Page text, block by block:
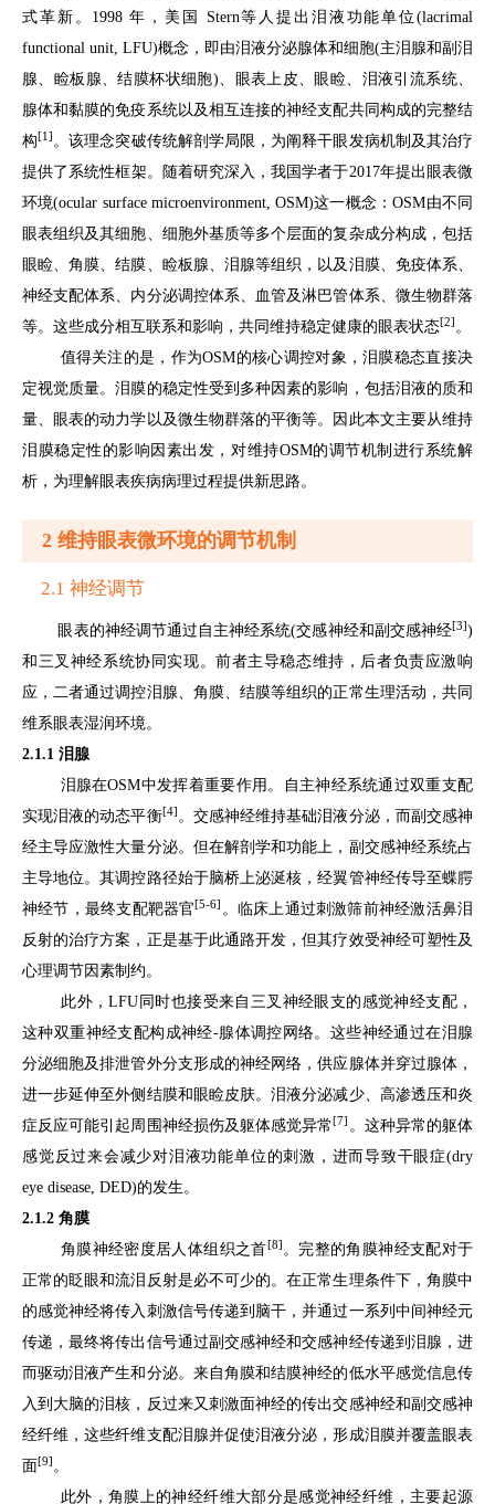
式革新。1998 年，美国 Stern等人提出泪液功能单位(lacrimal
functional unit, LFU)概念，即由泪液分泌腺体和细胞(主泪腺和副泪
腺、睑板腺、结膜杯状细胞)、眼表上皮、眼睑、泪液引流系统、
腺体和黏膜的免疫系统以及相互连接的神经支配共同构成的完整结
构[1] 。该理念突破传统解剖学局限，为阐释干眼发病机制及其治疗
提供了系统性框架。随着研究深入，我国学者于2017年提出眼表微
环境(ocular surface microenvironment, OSM)这一概念：OSM由不同
眼表组织及其细胞、细胞外基质等多个层面的复杂成分构成，包括
眼睑、角膜、结膜、睑板腺、泪腺等组织，以及泪膜、免疫体系、
神经支配体系、内分泌调控体系、血管及淋巴管体系、微生物群落
等。这些成分相互联系和影响，共同维持稳定健康的眼表状态[2] 。
值得关注的是，作为OSM的核心调控对象，泪膜稳态直接决
定视觉质量。泪膜的稳定性受到多种因素的影响，包括泪液的质和
量、眼表的动力学以及微生物群落的平衡等。因此本文主要从维持
泪膜稳定性的影响因素出发，对维持OSM的调节机制进行系统解
析，为理解眼表疾病病理过程提供新思路。
2 维持眼表微环境的调节机制
2.1 神经调节
眼表的神经调节通过自主神经系统(交感神经和副交感神经[3])
和三叉神经系统协同实现。前者主导稳态维持，后者负责应激响
应，二者通过调控泪腺、角膜、结膜等组织的正常生理活动，共同
维系眼表湿润环境。
2.1.1 泪腺
泪腺在OSM中发挥着重要作用。自主神经系统通过双重支配
实现泪液的动态平衡[4] 。交感神经维持基础泪液分泌，而副交感神
经主导应激性大量分泌。但在解剖学和功能上，副交感神经系统占
主导地位。其调控路径始于脑桥上泌涎核，经翼管神经传导至蝶腭
神经节，最终支配靶器官[5-6] 。临床上通过刺激筛前神经激活鼻泪
反射的治疗方案，正是基于此通路开发，但其疗效受神经可塑性及
心理调节因素制约。
此外，LFU同时也接受来自三叉神经眼支的感觉神经支配，
这种双重神经支配构成神经-腺体调控网络。这些神经通过在泪腺
分泌细胞及排泄管外分支形成的神经网络，供应腺体并穿过腺体，
进一步延伸至外侧结膜和眼睑皮肤。泪液分泌减少、高渗透压和炎
症反应可能引起周围神经损伤及躯体感觉异常[7] 。这种异常的躯体
感觉反过来会减少对泪液功能单位的刺激，进而导致干眼症(dry
eye disease, DED)的发生。
2.1.2 角膜
角膜神经密度居人体组织之首[8] 。完整的角膜神经支配对于
正常的眨眼和流泪反射是必不可少的。在正常生理条件下，角膜中
的感觉神经将传入刺激信号传递到脑干，并通过一系列中间神经元
传递，最终将传出信号通过副交感神经和交感神经传递到泪腺，进
而驱动泪液产生和分泌。来自角膜和结膜神经的低水平感觉信息传
入到大脑的泪核，反过来又刺激面神经的传出交感神经和副交感神
经纤维，这些纤维支配泪腺并促使泪液分泌，形成泪膜并覆盖眼表
面[9] 。
此外，角膜上的神经纤维大部分是感觉神经纤维，主要起源